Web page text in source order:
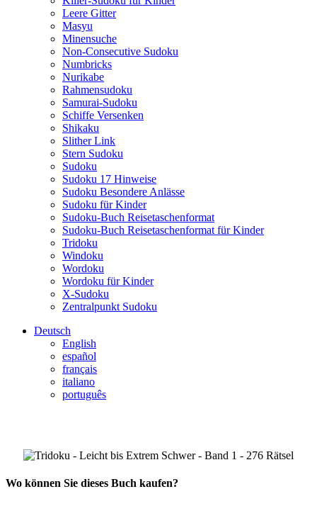
Leere Gitter
Masyu
Minensuche
Non-Consecutive Sudoku
Numbricks
Nurikabe
Rahmensudoku
Samurai-Sudoku
Schiffe Versenken
Shikaku
Slither Link
Stern Sudoku
Sudoku
Sudoku 17 Hinweise
Sudoku Besondere Anlässe
Sudoku für Kinder
Sudoku-Buch Reisetaschenformat
Sudoku-Buch Reisetaschenformat für Kinder
Tridoku
Windoku
Wordoku
Wordoku für Kinder
X-Sudoku
Zentralpunkt Sudoku
Deutsch
English
español
français
italiano
português
Wo können Sie dieses Buch kaufen?